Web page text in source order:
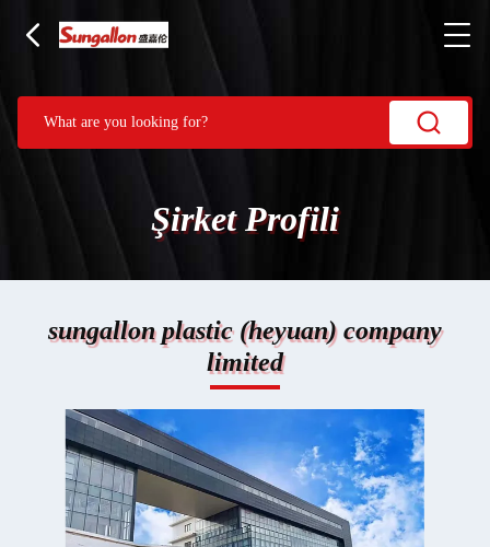
Şirket Profili
sungallon plastic (heyuan) company
limited